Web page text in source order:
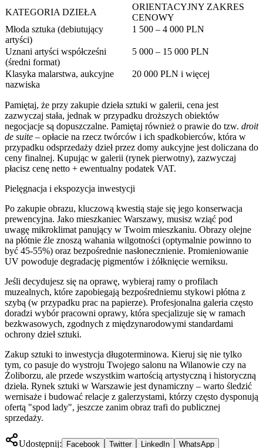
KATEGORIA DZIEŁA
ORIENTACYJNY ZAKRES
CENOWY
Młoda sztuka (debiutujący
artyści)
1 500 – 4 000 PLN
Uznani artyści współcześni
(średni format)
5 000 – 15 000 PLN
Klasyka malarstwa, aukcyjne
nazwiska
20 000 PLN i więcej
Pamiętaj, że przy zakupie dzieła sztuki w galerii, cena jest
zazwyczaj stała, jednak w przypadku droższych obiektów
negocjacje są dopuszczalne. Pamiętaj również o prawie do tzw. droit
de suite – opłacie na rzecz twórców i ich spadkobierców, która w
przypadku odsprzedaży dzieł przez domy aukcyjne jest doliczana do
ceny finalnej. Kupując w galerii (rynek pierwotny), zazwyczaj
płacisz cenę netto + ewentualny podatek VAT.
Pielęgnacja i ekspozycja inwestycji
Po zakupie obrazu, kluczową kwestią staje się jego konserwacja
prewencyjna. Jako mieszkaniec Warszawy, musisz wziąć pod
uwagę mikroklimat panujący w Twoim mieszkaniu. Obrazy olejne
na płótnie źle znoszą wahania wilgotności (optymalnie powinno to
być 45-55%) oraz bezpośrednie nasłonecznienie. Promieniowanie
UV powoduje degradację pigmentów i żółknięcie werniksu.
Jeśli decydujesz się na oprawę, wybieraj ramy o profilach
muzealnych, które zapobiegają bezpośredniemu stykowi płótna z
szybą (w przypadku prac na papierze). Profesjonalna galeria często
doradzi wybór pracowni oprawy, która specjalizuje się w ramach
bezkwasowych, zgodnych z międzynarodowymi standardami
ochrony dzieł sztuki.
Zakup sztuki to inwestycja długoterminowa. Kieruj się nie tylko
tym, co pasuje do wystroju Twojego salonu na Wilanowie czy na
Żoliborzu, ale przede wszystkim wartością artystyczną i historyczną
dzieła. Rynek sztuki w Warszawie jest dynamiczny – warto śledzić
wernisaże i budować relacje z galerzystami, którzy często dysponują
ofertą "spod lady", jeszcze zanim obraz trafi do publicznej
sprzedaży.
Udostępnij: Facebook Twitter LinkedIn WhatsApp